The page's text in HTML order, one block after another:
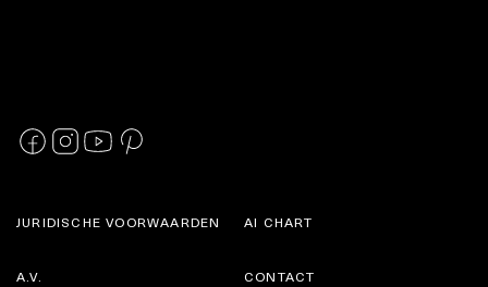
JURIDISCHE VOORWAARDEN
A.V.
AI CHART
CONTACT